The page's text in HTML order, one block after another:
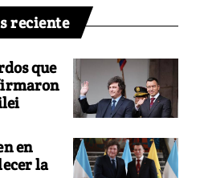
reciente
que
en
la